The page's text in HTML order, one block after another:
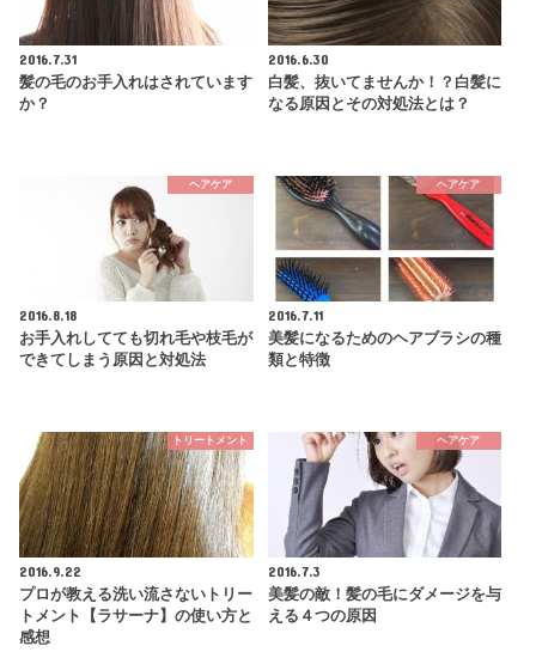
2016.7.31
髪の毛のお手入れはされています
か？
2016.6.30
白髪、抜いてませんか！？白髪に
なる原因とその対処法とは？
ヘアケア
2016.8.18
お手入れしてても切れ毛や枝毛が
できてしまう原因と対処法
ヘアケア
2016.7.11
美髪になるためのヘアブラシの種
類と特徴
トリートメント
2016.9.22
プロが教える洗い流さないトリー
トメント【ラサーナ】の使い方と
感想
ヘアケア
2016.7.3
美髪の敵！髪の毛にダメージを与
える４つの原因